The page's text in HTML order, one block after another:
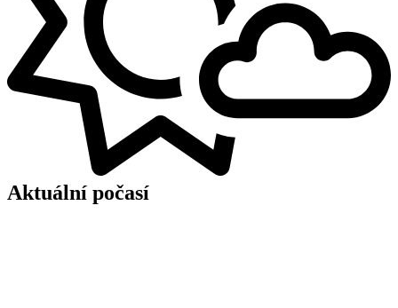
Aktuální počasí